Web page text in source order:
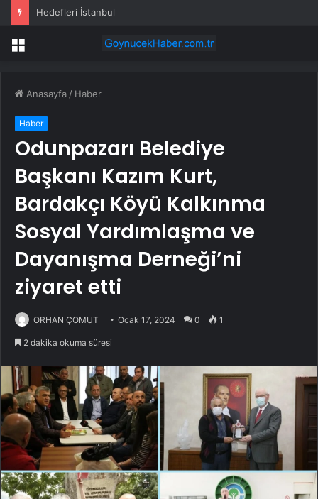
Hedefleri İstanbul
Menü
Anasayfa / Haber
Haber
Odunpazarı Belediye
Başkanı Kazım Kurt,
Bardakçı Köyü Kalkınma
Sosyal Yardımlaşma ve
Dayanışma Derneği’ni
ziyaret etti
ORHAN ÇOMUT Ocak 17, 2024 0 1
2 dakika okuma süresi